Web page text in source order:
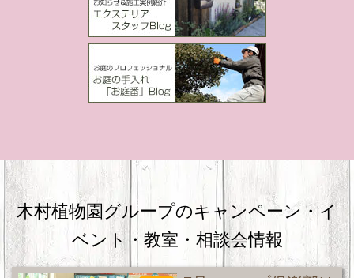
木村植物園グループのキャンペーン・イ
ベント・教室・相談会情報